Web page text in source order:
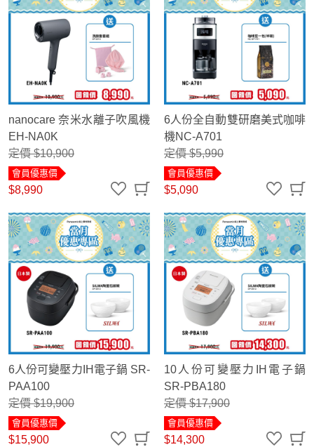
nanocare 奈米水離子吹風機
EH-NA0K
定價 $10,900
會員優惠價
$8,990
6人份全自動雙研磨美式咖啡
機NC-A701
定價 $5,990
會員優惠價
$5,090
6人份可變壓力IH電子鍋 SR-
PAA100
定價 $19,900
會員優惠價
$15,900
10人份可變壓力IH電子鍋
SR-PBA180
定價 $17,900
會員優惠價
$14,300